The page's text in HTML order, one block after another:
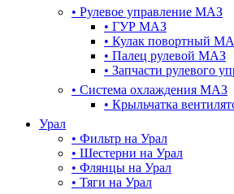
• Рулевое управление МАЗ
• ГУР МАЗ
• Кулак повортный
• Палец рулевой МАЗ
• Запчасти рулевого
• Система охлаждения МАЗ
• Крыльчатка
Урал
• Фильтр на Урал
• Шестерни на Урал
• Флянцы на Урал
• Тяги на Урал